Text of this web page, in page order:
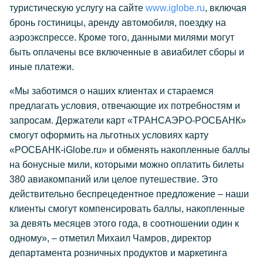
туристическую услугу на сайте www.iglobe.ru, включая
бронь гостиницы, аренду автомобиля, поездку на
аэроэкспрессе. Кроме того, данными милями могут
быть оплачены все включенные в авиабилет сборы и
иные платежи.
«Мы заботимся о наших клиентах и стараемся
предлагать условия, отвечающие их потребностям и
запросам. Держатели карт «ТРАНСАЭРО-РОСБАНК»
смогут оформить на льготных условиях карту
«РОСБАНК-iGlobe.ru» и обменять накопленные баллы
на бонусные мили, которыми можно оплатить билеты
380 авиакомпаний или целое путешествие. Это
действительно беспрецедентное предложение – наши
клиенты смогут компенсировать баллы, накопленные
за девять месяцев этого года, в соотношении один к
одному», – отметил Михаил Чамров, директор
департамента розничных продуктов и маркетинга